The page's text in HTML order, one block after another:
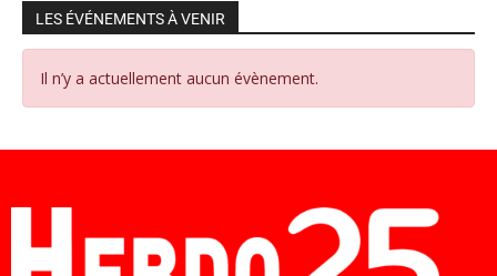
LES ÉVÉNEMENTS À VENIR
Il n’y a actuellement aucun évènement.